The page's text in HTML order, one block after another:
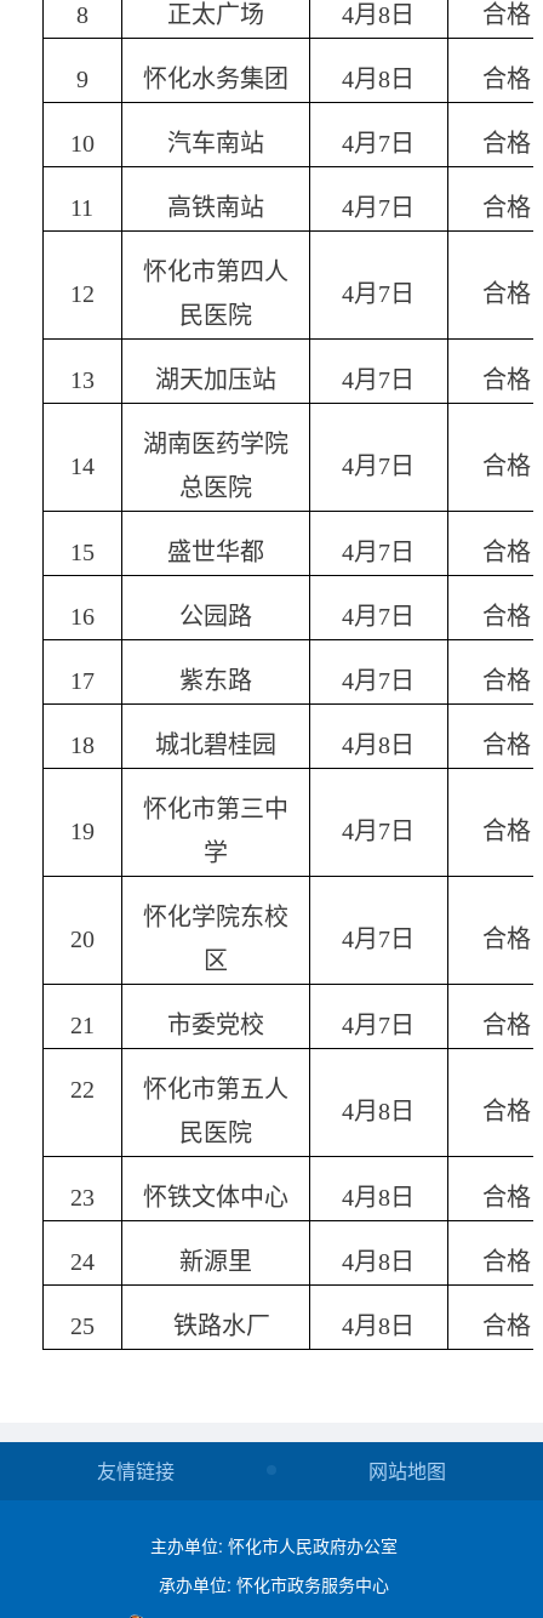
8 正太广场 4月8 日 合格
9 怀化水务集团 4月8 日 合格
10 汽车南站 4月 7 日 合格
11 高铁南站 4月 7 日 合格
12
怀化市第四人
民医院
4月 7 日 合格
13 湖天加压站 4月 7 日 合格
14
湖南医药学院
总医院
4月 7 日 合格
15 盛世华都 4月 7 日 合格
16 公园路 4月 7 日 合格
17 紫东路 4月 7 日 合格
18 城北碧桂园 4月8 日 合格
19
怀化市第三中
学
4月 7 日 合格
20
怀化学院东校
区
4月 7 日 合格
21 市委党校 4月 7 日 合格
22
怀化市第五人
民医院
4月8 日 合格
23 怀铁文体中心 4月8 日 合格
24 新源里 4月8 日 合格
25 铁路水厂 4月8 日 合格
友情链接 网站地图
主办单位: 怀化市人民政府办公室
承办单位: 怀化市政务服务中心